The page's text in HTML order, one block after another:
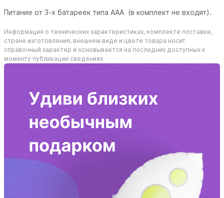
Питание от 3-х батареек типа ААА (в комплект не входят).
Информация о технических характеристиках, комплекте поставки,
стране изготовления, внешнем виде и цвете товара носит
справочный характер и основывается на последних доступных к
моменту публикации сведениях